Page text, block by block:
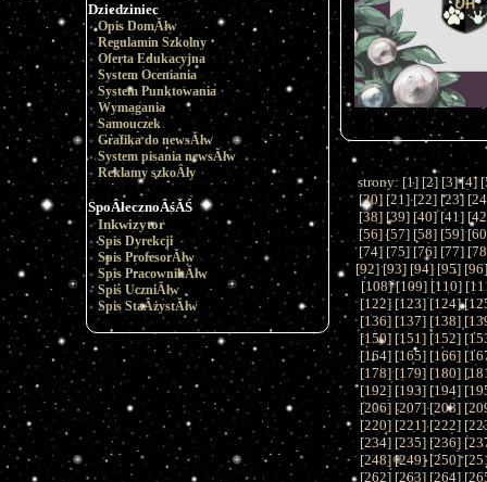
Dziedziniec
Opis DomĂłw
Regulamin Szkolny
Oferta Edukacyjna
System Oceniania
System Punktowania
Wymagania
Samouczek
Grafika do newsĂłw
System pisania newsĂłw
Reklamy szkoÂły
SpoÂłecznoÂśĂŚ
Inkwizytor
Spis Dyrekcji
Spis ProfesorĂłw
Spis PracownikĂłw
Spis UczniĂłw
Spis StaÂżystĂłw
strony: [1] [2] [3] [4] [
[20] [21] [22] [23] [24
[38] [39] [40] [41] [42
[56] [57] [58] [59] [60
[74] [75] [76] [77] [78
[92] [93] [94] [95] [96
[108] [109] [110] [
[122] [123] [124] [
[136] [137] [138] [
[150] [151] [152] [
[164] [165] [166] [
[178] [179] [180] [
[192] [193] [194] [
[206] [207] [208] [
[220] [221] [222] [
[234] [235] [236] [
[248] [249] [250] [
[262] [263] [264] [